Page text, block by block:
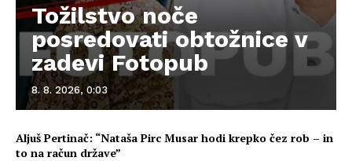
Tožilstvo noče
posredovati obtožnice v
zadevi Fotopub
8. 8. 2026, 0:03
Aljuš Pertinač: “Nataša Pirc Musar hodi krepko čez rob – in
to na račun države”